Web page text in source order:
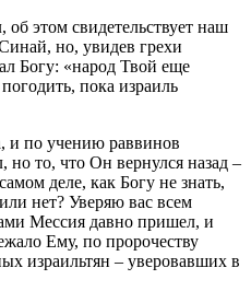
этом свидетельствует наш
но, увидев грехи
Богу: «народ Твой еще
пока израиль
по учению раввинов
то, что Он вернулся назад –
деле, как Богу не знать,
нет? Уверяю вас всем
Мессия давно пришел, и
Ему, по пророчеству
израильтян – уверовавших в